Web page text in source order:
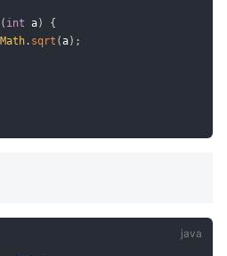
( int a)
{
Math . sqrt (a) ;